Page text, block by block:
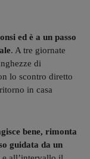
ed è a un passo
. A tre giornate
di
lo scontro diretto
in casa
bene, rimonta
guidata da un